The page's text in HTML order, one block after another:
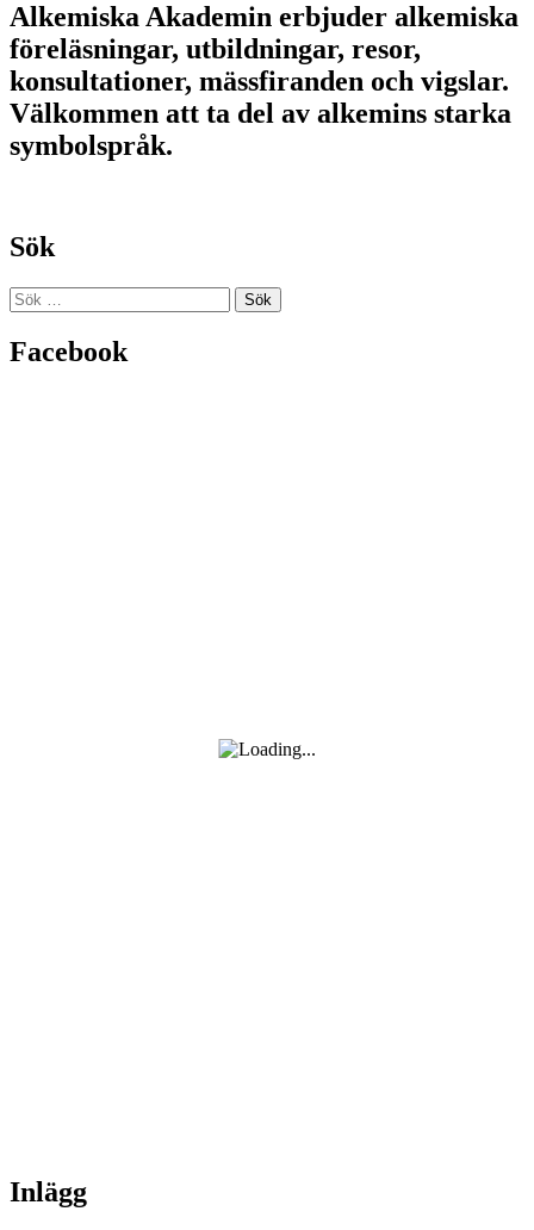
Alkemiska Akademin erbjuder alkemiska
föreläsningar, utbildningar, resor,
konsultationer, mässfiranden och vigslar.
Välkommen att ta del av alkemins starka
symbolspråk.
Sök
Sök
efter:
Facebook
Inlägg